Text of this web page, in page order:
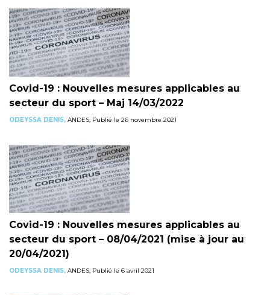
Covid-19 : Nouvelles mesures applicables au
secteur du sport – Maj 14/03/2022
ODEYSSA DENIS, ANDES, Publié le 26 novembre 2021
Covid-19 : Nouvelles mesures applicables au
secteur du sport – 08/04/2021 (mise à jour au
20/04/2021)
ODEYSSA DENIS, ANDES, Publié le 6 avril 2021